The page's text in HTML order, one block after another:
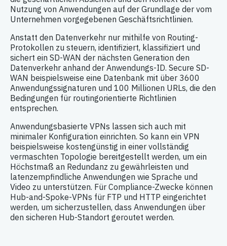
Nutzung von Anwendungen auf der Grundlage der vom
Unternehmen vorgegebenen Geschäftsrichtlinien.
Anstatt den Datenverkehr nur mithilfe von Routing-
Protokollen zu steuern, identifiziert, klassifiziert und
sichert ein SD-WAN der nächsten Generation den
Datenverkehr anhand der Anwendungs-ID. Secure SD-
WAN beispielsweise eine Datenbank mit über 3600
Anwendungssignaturen und 100 Millionen URLs, die den
Bedingungen für routingorientierte Richtlinien
entsprechen.
Anwendungsbasierte VPNs lassen sich auch mit
minimaler Konfiguration einrichten. So kann ein VPN
beispielsweise kostengünstig in einer vollständig
vermaschten Topologie bereitgestellt werden, um ein
Höchstmaß an Redundanz zu gewährleisten und
latenzempfindliche Anwendungen wie Sprache und
Video zu unterstützen. Für Compliance-Zwecke können
Hub-and-Spoke-VPNs für FTP und HTTP eingerichtet
werden, um sicherzustellen, dass Anwendungen über
den sicheren Hub-Standort geroutet werden.